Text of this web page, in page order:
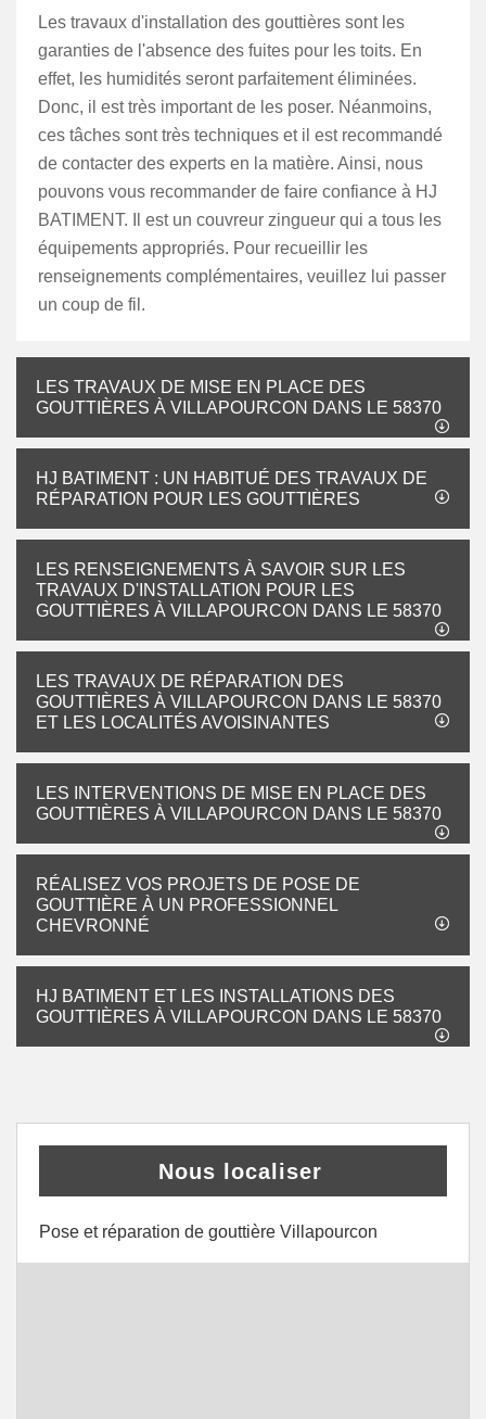
Les travaux d'installation des gouttières sont les
garanties de l'absence des fuites pour les toits. En
effet, les humidités seront parfaitement éliminées.
Donc, il est très important de les poser. Néanmoins,
ces tâches sont très techniques et il est recommandé
de contacter des experts en la matière. Ainsi, nous
pouvons vous recommander de faire confiance à HJ
BATIMENT. Il est un couvreur zingueur qui a tous les
équipements appropriés. Pour recueillir les
renseignements complémentaires, veuillez lui passer
un coup de fil.
LES TRAVAUX DE MISE EN PLACE DES
GOUTTIÈRES À VILLAPOURCON DANS LE 58370
HJ BATIMENT : UN HABITUÉ DES TRAVAUX DE
RÉPARATION POUR LES GOUTTIÈRES
LES RENSEIGNEMENTS À SAVOIR SUR LES
TRAVAUX D'INSTALLATION POUR LES
GOUTTIÈRES À VILLAPOURCON DANS LE 58370
LES TRAVAUX DE RÉPARATION DES
GOUTTIÈRES À VILLAPOURCON DANS LE 58370
ET LES LOCALITÉS AVOISINANTES
LES INTERVENTIONS DE MISE EN PLACE DES
GOUTTIÈRES À VILLAPOURCON DANS LE 58370
RÉALISEZ VOS PROJETS DE POSE DE
GOUTTIÈRE À UN PROFESSIONNEL
CHEVRONNÉ
HJ BATIMENT ET LES INSTALLATIONS DES
GOUTTIÈRES À VILLAPOURCON DANS LE 58370
Nous localiser
Pose et réparation de gouttière Villapourcon